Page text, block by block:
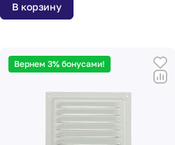
В корзину
Вернем 3% бонусами!